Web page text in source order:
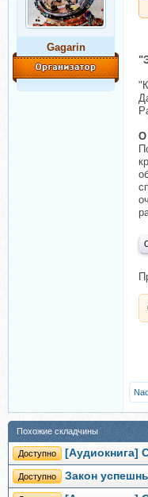
Gagarin
О
Похожие складчины
Доступно [Аудиокнига]
Доступно Закон